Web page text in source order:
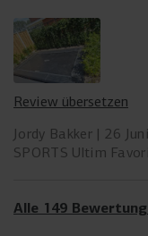
Review übersetzen
Jordy Bakker
26
SPORTS Ultim
Alle 149